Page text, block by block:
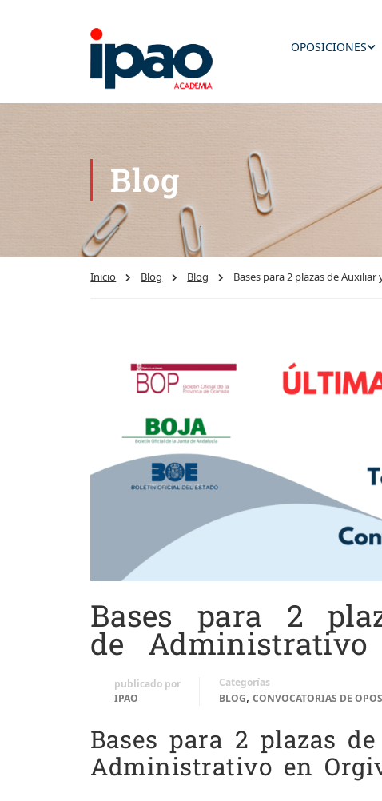
OPOSICIONES
Blog
Inicio Blog Blog Bases para 2 plazas de
Bases para 2
de Administrativo
publicado por
IPAO
Categorías
BLOG,CONVOCATORIAS DE
Bases para 2 plazas
Administrativo en